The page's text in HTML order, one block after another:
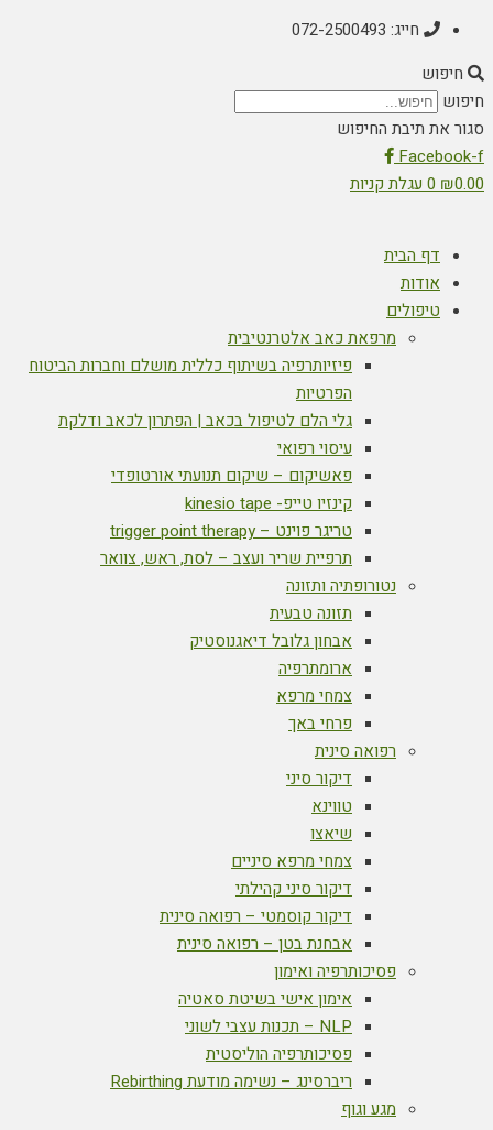
חייג: 072-2500493
חיפוש
חיפוש
סגור את תיבת החיפוש
Facebook-f
₪0.00
0 עגלת קניות
דף הבית
אודות
טיפולים
מרפאת כאב אלטרנטיבית
פיזיותרפיה בשיתוף כללית מושלם וחברות הביטוח
הפרטיות
גלי הלם לטיפול בכאב | הפתרון לכאב ודלקת
עיסוי רפואי
פאשיקום – שיקום תנועתי אורטופדי
קינזיו טייפ- kinesio tape
טריגר פוינט – trigger point therapy
תרפיית שריר ועצב – לסת, ראש, צוואר
נטורופתיה ותזונה
תזונה טבעית
אבחון גלובל דיאגנוסטיק
ארומתרפיה
צמחי מרפא
פרחי באך
רפואה סינית
דיקור סיני
טווינא
שיאצו
צמחי מרפא סיניים
דיקור סיני קהילתי
דיקור קוסמטי – רפואה סינית
אבחנת בטן – רפואה סינית
פסיכותרפיה ואימון
אימון אישי בשיטת סאטיה
NLP – תכנות עצבי לשוני
פסיכותרפיה הוליסטית
ריברסינג – נשימה מודעת Rebirthing
מגע וגוף